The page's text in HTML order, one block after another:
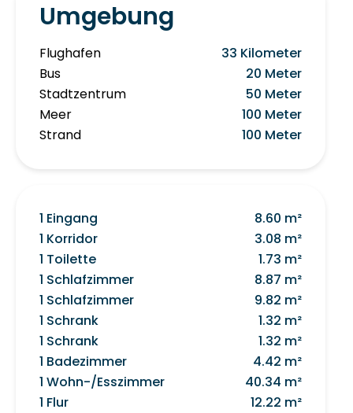
Umgebung
Flughafen
33 Kilometer
Bus
20 Meter
Stadtzentrum
50 Meter
Meer
100 Meter
Strand
100 Meter
1 Eingang
8.60 m²
1 Korridor
3.08 m²
1 Toilette
1.73 m²
1 Schlafzimmer
8.87 m²
1 Schlafzimmer
9.82 m²
1 Schrank
1.32 m²
1 Schrank
1.32 m²
1 Badezimmer
4.42 m²
1 Wohn-/Esszimmer
40.34 m²
1 Flur
12.22 m²